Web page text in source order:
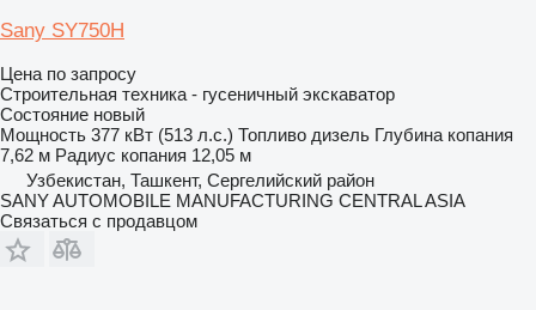
Sany SY750H
Цена по запросу
Строительная техника - гусеничный экскаватор
Состояние новый
Мощность 377 кВт (513 л.с.) Топливо дизель Глубина копания
7,62 м Радиус копания 12,05 м
Узбекистан, Ташкент, Сергелийский район
SANY AUTOMOBILE MANUFACTURING CENTRAL ASIA
Связаться с продавцом